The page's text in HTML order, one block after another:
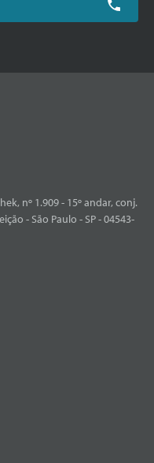
nº 1.909 - 15º andar, conj.
- São Paulo - SP - 04543-